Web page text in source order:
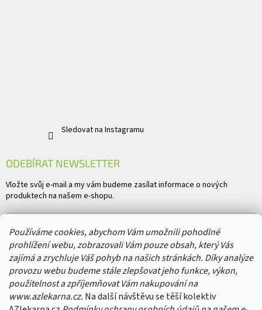
Používáme cookies, abychom Vám umožnili pohodlné
prohlížení webu, zobrazovali Vám pouze obsah, který Vás
zajímá a zrychluje Váš pohyb na našich stránkách. Díky analýze
provozu webu budeme stále zlepšovat jeho funkce, výkon,
použitelnost a zpříjemňovat Vám nakupování na
www.azlekarna.cz. Na další návštěvu se těší kolektiv
Sledovat na Instagramu
ODEBÍRAT NEWSLETTER
Vložte svůj e-mail a my vám budeme zasílat informace o nových
produktech na našem e-shopu.
Vložením e-mailu souhlasíte spodmínkami ochrany osobních údajů
PŘIHLÁSIT SE